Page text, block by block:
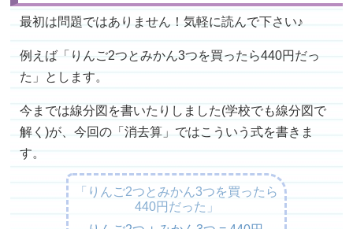
最初は問題ではありません！気軽に読んで下さい♪
例えば「りんご2つとみかん3つを買ったら440円だっ
た」とします。
今までは線分図を書いたりしました(学校でも線分図で
解く)が、今回の「消去算」ではこういう式を書きま
す。
「りんご2つとみかん3つを買ったら
440円だった」